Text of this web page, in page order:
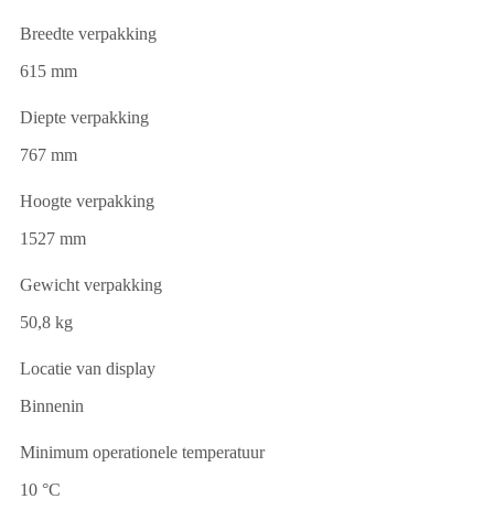
Breedte verpakking
615 mm
Diepte verpakking
767 mm
Hoogte verpakking
1527 mm
Gewicht verpakking
50,8 kg
Locatie van display
Binnenin
Minimum operationele temperatuur
10 °C